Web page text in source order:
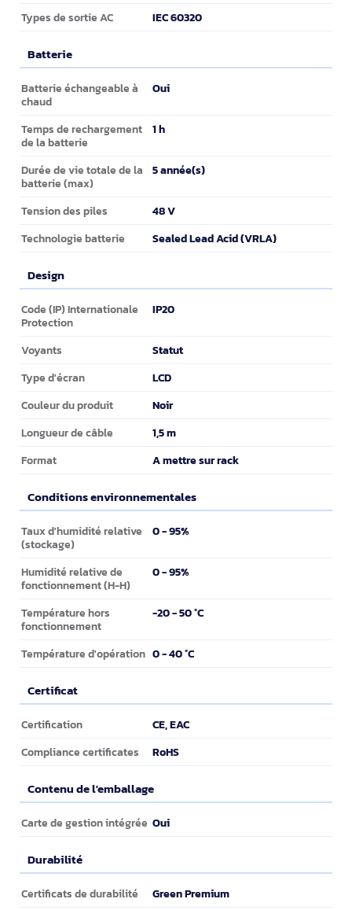
Types de sortie AC IEC 60320
Batterie
Batterie
Batterie échangeable à
chaud
Oui
Temps de rechargement
de la batterie
1 h
Durée de vie totale de la
batterie (max)
5 année(s)
Tension des piles 48 V
Technologie batterie Sealed Lead Acid (VRLA)
Design
Design
Code (IP) Internationale
Protection
IP20
Voyants Statut
Type d'écran LCD
Couleur du produit Noir
Longueur de câble 1,5 m
Format A mettre sur rack
Conditions environnementales
Conditions environnementales
Taux d'humidité relative
(stockage)
0 - 95%
Humidité relative de
fonctionnement (H-H)
0 - 95%
Température hors
fonctionnement
-20 - 50 °C
Température d'opération 0 - 40 °C
Certificat
Certificat
Certification CE, EAC
Compliance certificates RoHS
Contenu de l'emballage
Contenu de l'emballage
Carte de gestion intégrée Oui
Durabilité
Durabilité
Certificats de durabilité Green Premium